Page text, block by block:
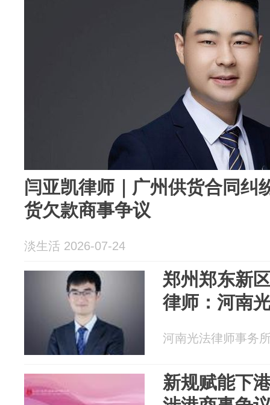
闫亚凯律师｜广州供货合同纠
货欠款商事争议
淡生活 2026-07-24
郑州郑东新
律师：河南
河南光法律师事务
新规赋能下